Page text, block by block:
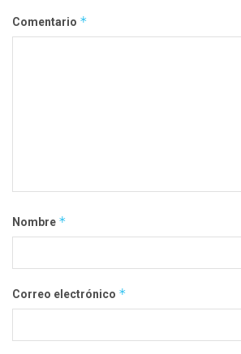
Comentario *
Nombre *
Correo electrónico *